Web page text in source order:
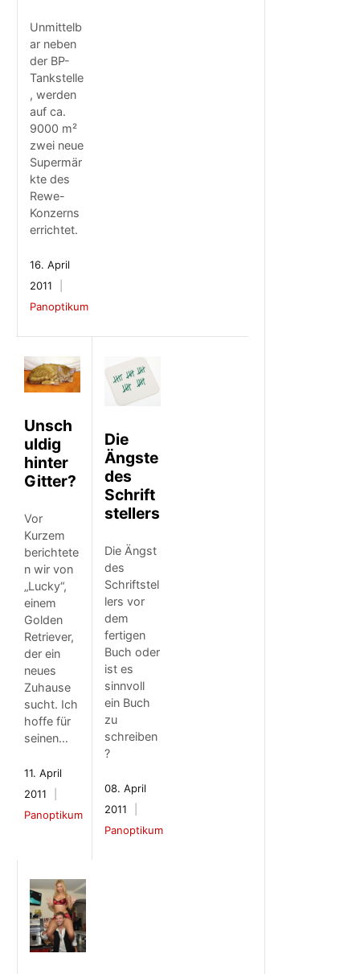
Unmittelb
ar neben
der BP-
Tankstelle
, werden
auf ca.
9000 m²
zwei neue
Supermär
kte des
Rewe-
Konzerns
errichtet.
16. April
2011
Panoptikum
Unsch
uldig
hinter
Gitter?
Vor
Kurzem
berichtete
n wir von
„Lucky“,
einem
Golden
Retriever,
der ein
neues
Zuhause
sucht. Ich
hoffe für
seinen…
11. April
2011
Panoptikum
Die
Ängste
des
Schrift
stellers
Die Ängst
des
Schriftstel
lers vor
dem
fertigen
Buch oder
ist es
sinnvoll
ein Buch
zu
schreiben
?
08. April
2011
Panoptikum